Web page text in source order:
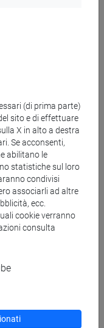
europea alla
antico e
(di prima parte)
sito e di effettuare
X in alto a destra
Se acconsenti,
abilitano le
statistiche sul loro
condivisi
associarli ad altre
ecc.
cookie verranno
consulta